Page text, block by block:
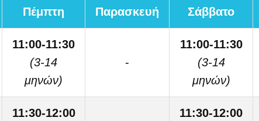
Πέμπτη Παρασκευή Σάββατο
11:00-11:30
(3-14
μηνών)
-
11:00-11:30
(3-14
μηνών)
11:30-12:00
11:30-12:00